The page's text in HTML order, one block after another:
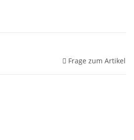
Frage zum Artikel